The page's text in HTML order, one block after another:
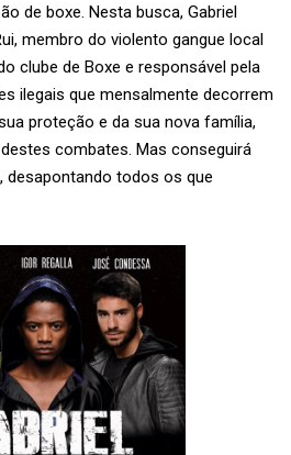
de boxe. Nesta busca, Gabriel
membro do violento gangue local
clube de Boxe e responsável pela
ilegais que mensalmente decorrem
proteção e da sua nova família,
combates. Mas conseguirá
desapontando todos os que